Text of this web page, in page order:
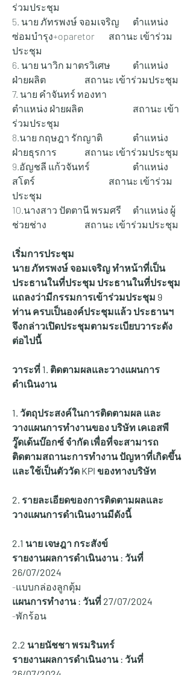
ร่วมประชุม
5. นาย ภัทรพงษ์ จอมเจริญ 	ตำแหน่ง
ซ่อมบำรุง+oparetor	สถานะ เข้าร่วม
ประชุม
6. นาย นาวิก มาตรวิเศษ 	ตำแหน่ง
ฝ่ายผลิต 		สถานะ เข้าร่วมประชุม
7. นาย คำจันทร์ ทองทา
ตำแหน่ง ฝ่ายผลิต 		สถานะ เข้า
ร่วมประชุม
8.นาย กฤษฎา รักญาติ 		ตำแหน่ง
ฝ่ายธุรการ 		สถานะ เข้าร่วมประชุม
9.อัญชลี แก้วจันทร์ 		ตำแหน่ง
สโตร์ 			สถานะ เข้าร่วม
ประชุม
10.นางสาว ปัตตานี พรมศรี 	ตำแหน่ง ผู้
ช่วยช่าง 		สถานะ เข้าร่วมประชุม
เริ่มการประชุม
นาย ภัทรพงษ์ จอมเจริญ ทำหน้าที่เป็น
ประธานในที่ประชุม ประธานในที่ประชุม
แถลงว่ามีกรรมการเข้าร่วมประชุม 9
ท่าน ครบเป็นองค์ประชุมแล้ว ประธานฯ
จึงกล่าวเปิดประชุมตามระเบียบวาระดัง
ต่อไปนี้
วาระที่ 1. ติดตามผลและวางแผนการ
ดำเนินงาน
1. วัตถุประสงค์ในการติดตามผล และ
วางแผนการทำงานของ บริษัท เคเอสพี
วู๊ดเด้นบ๊อกซ์ จำกัด เพื่อที่จะสามารถ
ติดตามสถานะการทำงาน ปัญหาที่เกิดขึ้น
และใช้เป็นตัววัด KPI ของทางบริษัท
2. รายละเอียดของการติดตามผลและ
วางแผนการดำเนินงานมีดังนี้
2.1 นาย เจษฎา กระสังข์
26/07/2024
-แบบกล่องลูกตุ้ม
แผนการทำงาน : วันที่ 27/07/2024
-พักร้อน
2.2 นายนัชชา พรมรินทร์
รายงานผลการดำเนินงาน : วันที่